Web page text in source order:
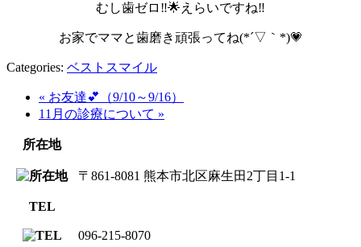
むし歯ゼロ‼🌟えらいですね‼
お家でママと歯磨き頑張ってね(*´▽｀*)💗
Categories: ベストスマイル
« お友達💕（9/10～9/16）
11月の診療について »
所在地
〒861-8081 熊本市北区麻生田2丁目1-1
TEL
096-215-8070